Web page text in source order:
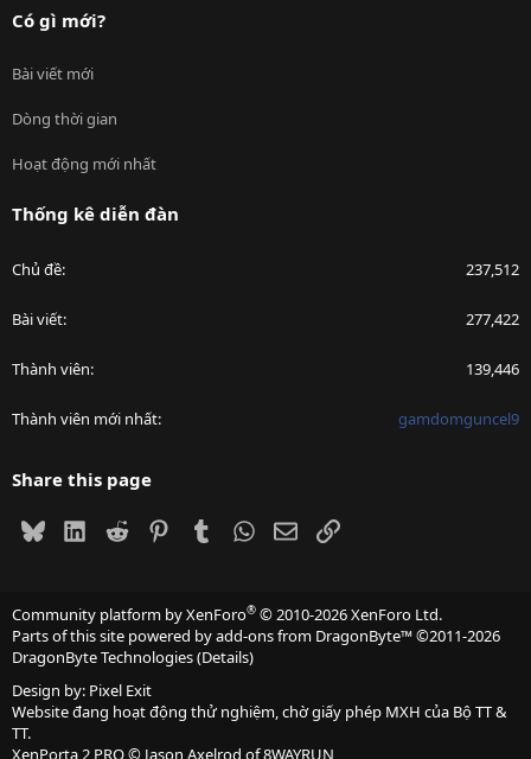
Có gì mới?
Bài viết mới
Dòng thời gian
Hoạt động mới nhất
Thống kê diễn đàn
Chủ đề 237,512
Bài viết 277,422
Thành viên 139,446
Thành viên mới nhất gamdomguncel9
Share this page
BlueskyLinkedIn
Reddit PinterestTumblrWhatsApp
EmailLink
Community platform by XenForo® © 2010-2026 XenForo Ltd.
Parts of this site powered byadd-ons from DragonByte™©2011-2026
DragonByte Technologies(Details)
Design by: Pixel Exit
Website đang hoạt động thử nghiệm, chờ giấy phép MXH của Bộ TT &
TT.
XenPorta 2 PRO© Jason Axelrod of8WAYRUN